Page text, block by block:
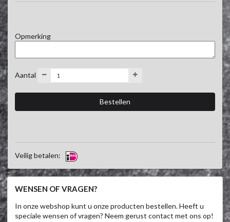
Opmerking
Aantal
Veilig betalen:
WENSEN OF VRAGEN?
In onze webshop kunt u onze producten bestellen. Heeft u
speciale wensen of vragen? Neem gerust contact met ons op!